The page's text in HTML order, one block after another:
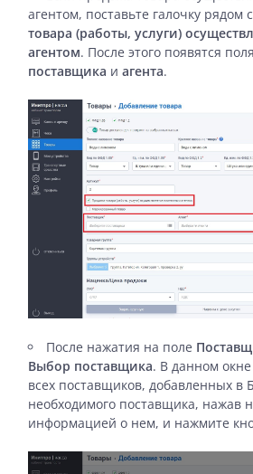
агентом, поставьте галочку рядом
товара (работы, услуги)
агентом. После этого появятся
поставщика и агента.
После нажатия на поле
Выбор поставщика. В данном
всех поставщиков, добавленных в
необходимого поставщика, нажав
информацией о нем, и нажмите